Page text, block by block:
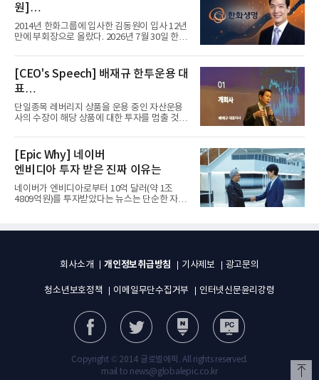
원]
입사 12년 만에 금융계열 수장 등극
2014년 한화그룹에 입사한 김동원이 입사 12년
만에 부회장으로 올랐다. 2026년 7월 30일 한화
[CEO's Speech] 배재규 한투운용 대
표
“개별종목 레버리지 투자 지금이라도
멈춰라”
단일종목 레버리지 상품을 운용 중인 자산운용
사의 수장이 해당 상품에 대한 투자를 멈출 것을
[Epic Why] 네이버
엔비디아 투자 받은 진짜 이유는
네이버가 엔비디아로부터 10억 달러(약 1조
4809억원)를 투자받았다는 뉴스는 단순한 자금
회사소개 개인정보취급방침 기사제보 광고문의
청소년보호정책 이메일무단수집거부 인터넷신문윤리강령
Copyright © 2014 글로벌에픽. All rights reserved.
mail to news@globalepic.co.kr